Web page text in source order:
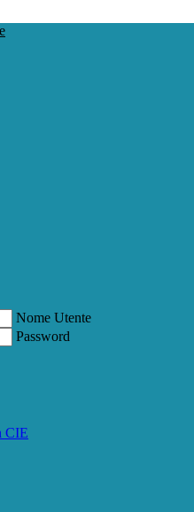
Nome Utente
Password
CIE